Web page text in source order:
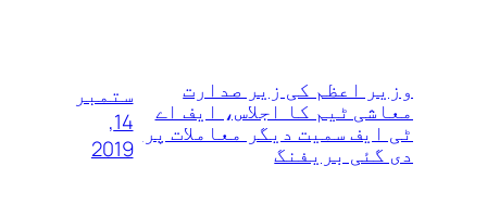
وزیر اعظم کی زیر صدارت
معاشی ٹیم کا اجلاس، ایف اے
ٹی ایف سمیت دیگر معاملات پر
دی گئی بریفنگ
ستمبر
14,
2019